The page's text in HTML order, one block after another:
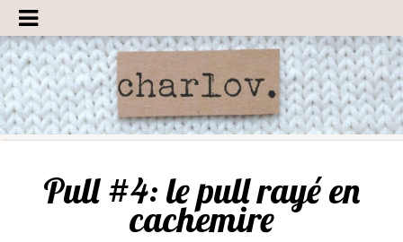
Pull #4: le pull rayé en
cachemire